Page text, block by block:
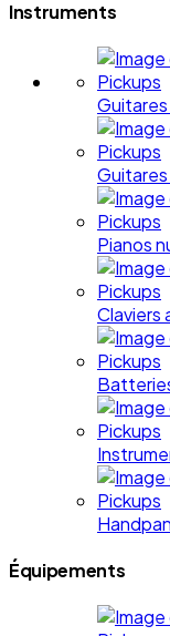
Instruments
Pianos
Claviers
Équipements